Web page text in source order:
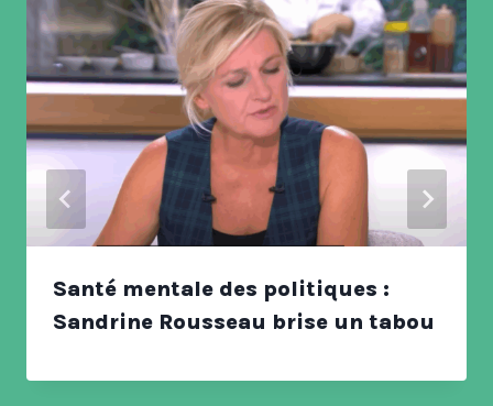
Santé mentale des politiques :
Sandrine Rousseau brise un tabou